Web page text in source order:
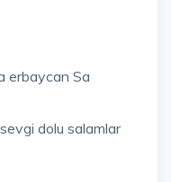
erbaycan Sa
dolu salamlar